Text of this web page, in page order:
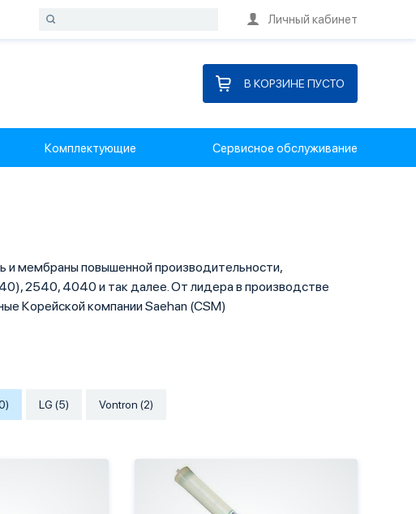
Личный кабинет
В КОРЗИНЕ ПУСТО
Комплектующие Сервисное обслуживание
мембраны повышенной производительности,
2540, 4040 и так далее. От лидера в производстве
Корейской компании Saehan (CSM)
LG (5) Vontron (2)